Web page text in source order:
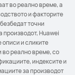
во реално време, а
и факторите
точни
Huawei
и сликите
реално време, со
индексите и
за производот